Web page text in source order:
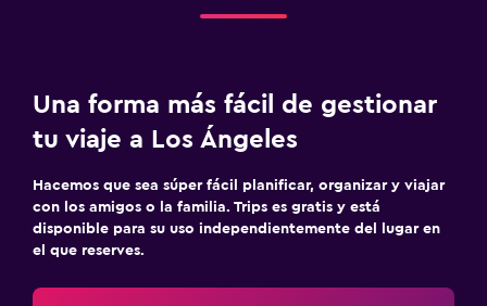
Una forma más fácil de gestionar
tu viaje a Los Ángeles
Hacemos que sea súper fácil planificar, organizar y viajar
con los amigos o la familia. Trips es gratis y está
disponible para su uso independientemente del lugar en
el que reserves.